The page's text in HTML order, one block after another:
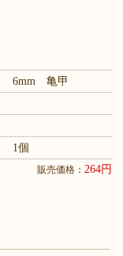
6mm 亀甲
1個
販売価格： 264円